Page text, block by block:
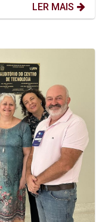
LER MAIS